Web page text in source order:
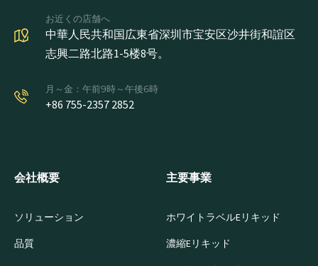
お近くの店舗へ
中華人民共和国広東省深圳市宝安区沙井街和誼区
志興二路北路1-5楼8号。
月～金：午前9時～午後6時
+86 755-2357 2852
会社概要
ソリューション
品質
主要事業
ホワイトラベルEリキッド
濃縮Eリキッド